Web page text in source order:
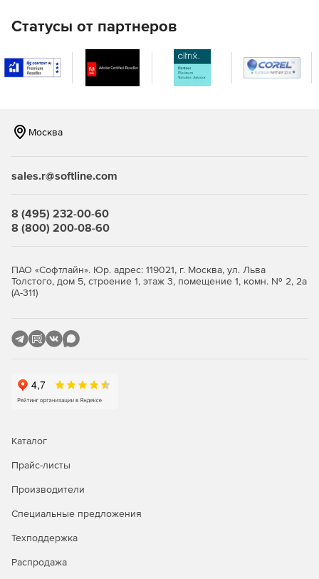
Улучшенное понимание данных, эффективная
анализа и повышения удобства работы с проектом.
Соответствие нормативным
Обеспечение юридической безопасности, высокого
доработки.
Конфигурации nanoCAD
GeoSeries
Предназначен для проектных работ по созданию трасс
трубопроводов и других линейных сооружений
«База геологических скважин»
геологических данных по линейным и площадным
объектам изысканий.
базе данных геологических скважин.
обеспеченности и проведение расчётов изменений
Статусы от партнеров
Москва
sales.r@softline.com
8 (495) 232-00-60
8 (800) 200-08-60
ПАО «Софтлайн». Юр. адрес: 119021, г. Москва, ул. Льва
Толстого, дом 5, строение 1, этаж 3, помещение 1, комн. № 2, 2а
(А-311)
Каталог
Прайс-листы
Производители
Специальные предложения
Техподдержка
Распродажа